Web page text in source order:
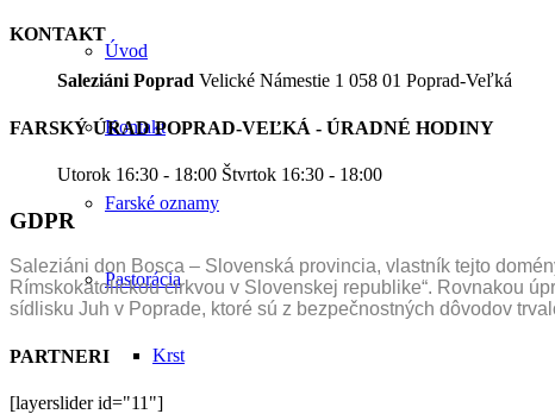
Úvod
Kontakt
Farské oznamy
Pastorácia
Krst
KONTAKT
Saleziáni Poprad Velické Námestie 1 058 01 Poprad-Veľká
FARSKÝ ÚRAD POPRAD-VEĽKÁ - ÚRADNÉ HODINY
Utorok 16:30 - 18:00 Štvrtok 16:30 - 18:00
GDPR
Saleziáni don Bosca – Slovenská provincia, vlastník tejto
Rímskokatolíckou cirkvou v Slovenskej republike“. Rovnakou
sídlisku Juh v Poprade, ktoré sú z bezpečnostných dôvodov
PARTNERI
[layerslider id="11"]